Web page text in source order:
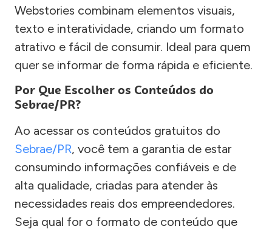
Webstories combinam elementos visuais,
texto e interatividade, criando um formato
atrativo e fácil de consumir. Ideal para quem
quer se informar de forma rápida e eficiente.
Por Que Escolher os Conteúdos do
Sebrae/PR?
Ao acessar os conteúdos gratuitos do
Sebrae/PR, você tem a garantia de estar
consumindo informações confiáveis e de
alta qualidade, criadas para atender às
necessidades reais dos empreendedores.
Seja qual for o formato de conteúdo que